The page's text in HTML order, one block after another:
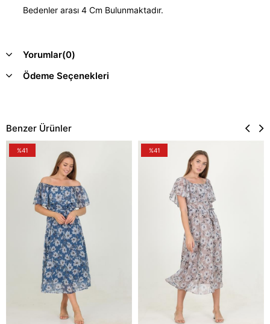
Bedenler arası 4 Cm Bulunmaktadır.
Yorumlar(0)
Ödeme Seçenekleri
Benzer Ürünler
%41 %41